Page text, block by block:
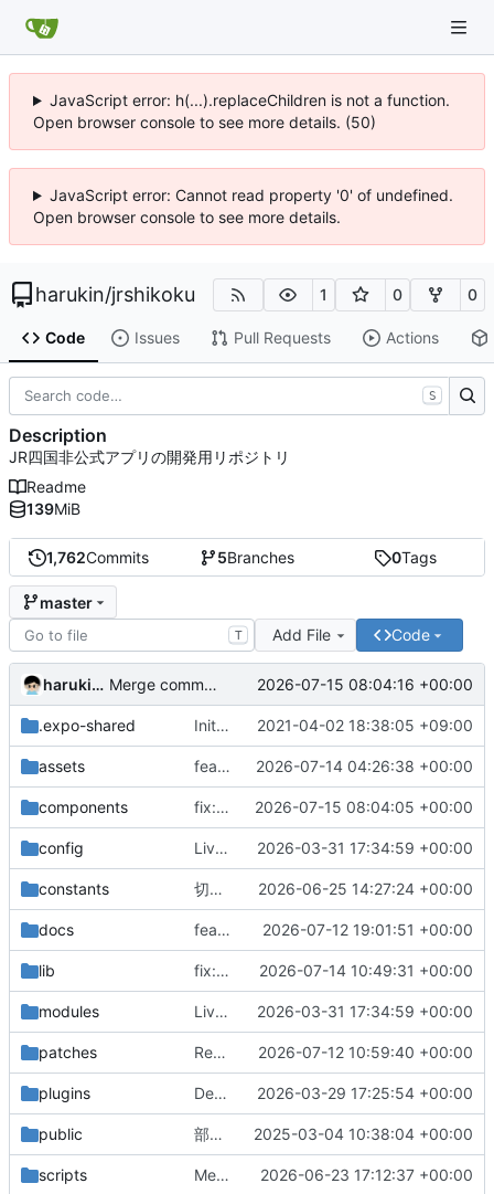
JavaScript error: h(...).replaceChildren is not a function.
Open browser console to see more details. (50)
JavaScript error: Cannot read property '0' of undefined.
Open browser console to see more details.
harukin/jrshikoku 1 0 0
Code Issues Pull Requests Actions
1,762Commits 5Branches 0Tags
master
T Add File Code
harukin-expo-dev-env Merge commit '0d5c66c15e941b5769957b7e0d6730db75fbb7fa' into develop 2026-07-15 08:04:16 +00:00
.expo-shared InitialCommit 2021-04-02 18:38:05 +09:00
assets feat: JR-WEST-PLUSフォントの調整と表示領域の正規化を実施 2026-07-14 04:26:38 +00:00
components fix: 通過駅のフィルタリングロジックを改善し、列車データの取得処理を最適化 2026-07-15 08:04:05 +00:00
config Live Activity機能を一時的に無効化し、関連するコードを修正 2026-03-31 17:34:59 +00:00
constants 切り替えスイッチを設置 2026-06-25 14:27:24 +00:00
docs feat: Implement X投稿向け運行情報画像セット generation in ndView.tsx 2026-07-12 19:01:51 +00:00
lib fix: 列車情報の時間フィルタリングロジックを改善し、再生中の基準時刻を追加 2026-07-14 10:49:31 +00:00
modules Live Activity機能を一時的に無効化し、関連するコードを修正 2026-03-31 17:34:59 +00:00
patches Refactor MenuPage component and update dependencies 2026-07-12 10:59:40 +00:00
plugins DeX: DensityScaleWrapperでtransform scaleアプローチに切替、babel plugin wrapStyleForDensityを除去 2026-03-29 17:25:54 +00:00
public 部分的web対応 2025-03-04 10:38:04 +00:00
scripts Merge commit '5956d247b1796a4b6d1f907a2f70f2da8e92135a' into feature/train-info-edit 2026-06-23 17:12:37 +00:00
S
Description
JR四国非公式アプリの開発用リポジトリ
Readme
139MiB